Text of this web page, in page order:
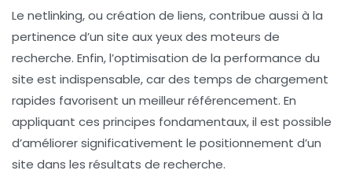
Le netlinking, ou création de liens, contribue aussi à la
pertinence d’un site aux yeux des moteurs de
recherche. Enfin, l’optimisation de la performance du
site est indispensable, car des temps de chargement
rapides favorisent un meilleur référencement. En
appliquant ces principes fondamentaux, il est possible
d’améliorer significativement le positionnement d’un
site dans les résultats de recherche.